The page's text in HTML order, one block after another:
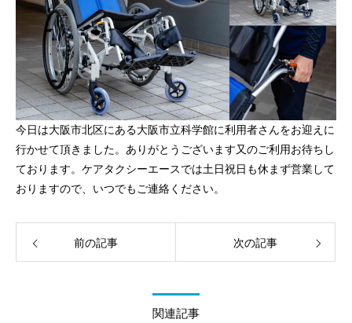
シーご利用で帰宅
今日は大阪市北区にある大阪市立科学館に利用者さんをお迎えに
行かせて頂きました。ありがとうございます又のご利用お待ちし
ております。ケアタクシーエースでは土日祝日も休まず営業して
おりますので、いつでもご連絡ください。
前の記事 次の記事
関連記事